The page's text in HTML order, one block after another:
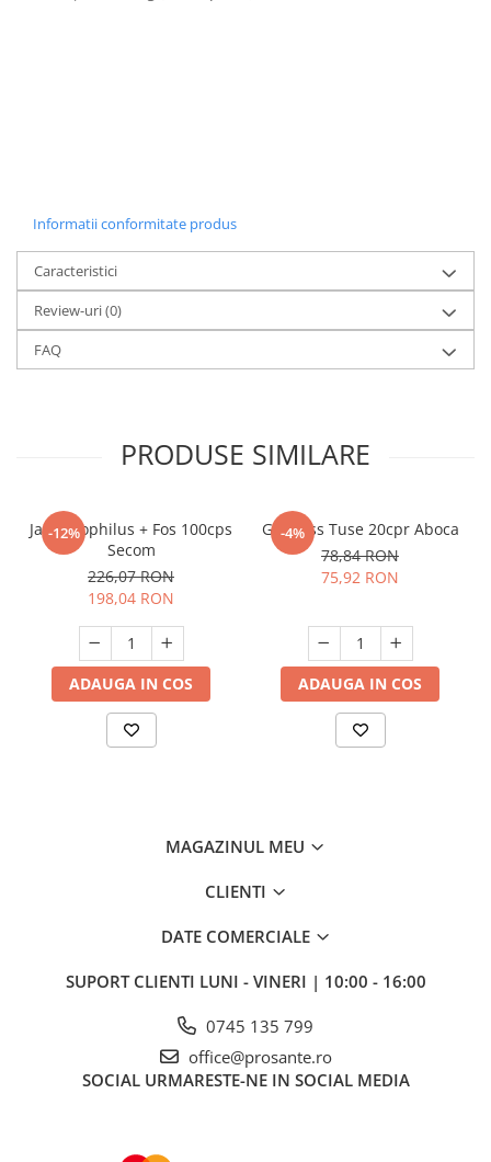
Informatii conformitate produs
Caracteristici
Review-uri(0)
FAQ
PRODUSE SIMILARE
-12%
Jarro Dophilus + Fos 100cps
Secom
226,07 RON
198,04 RON
ADAUGA IN COS
-4%
Grintuss Tuse 20cpr Aboca
78,84 RON
75,92 RON
ADAUGA IN COS
MAGAZINUL MEU
CLIENTI
DATE COMERCIALE
SUPORT CLIENTI LUNI - VINERI | 10:00 - 16:00
0745 135 799
office@prosante.ro
SOCIAL URMARESTE-NE IN SOCIAL MEDIA